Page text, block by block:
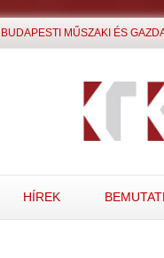
BUDAPESTI MŰSZAKI ÉS
HÍREK